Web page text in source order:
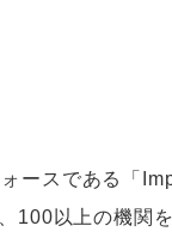
ースである「
100以上の機関